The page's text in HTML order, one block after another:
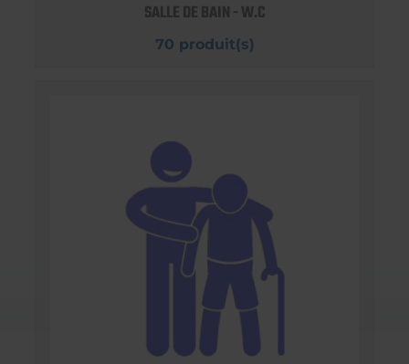
SALLE DE BAIN - W.C
70 produit(s)